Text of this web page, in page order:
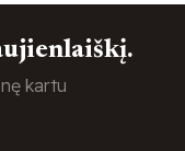
kartu